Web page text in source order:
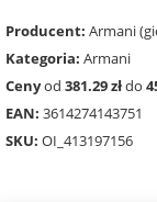
Producent: Armani
Kategoria: Armani
Cenyod 381.29 złdo
EAN: 3614274143751
SKU: OI_413197156